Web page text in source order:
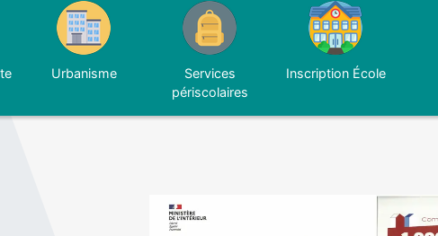
Urbanisme
Services
périscolaires
Inscription École